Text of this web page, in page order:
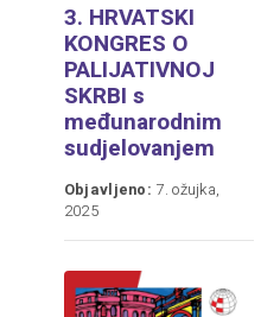
3. HRVATSKI
KONGRES O
PALIJATIVNOJ
SKRBI s
međunarodnim
sudjelovanjem
Objavljeno: 7. ožujka,
2025